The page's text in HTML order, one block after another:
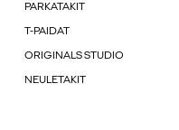
PARKATAKIT
T-PAIDAT
ORIGINALS STUDIO
NEULETAKIT